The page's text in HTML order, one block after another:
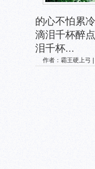
的心不怕累
滴泪千杯醉
泪千杯...
作者：霸王硬上弓 |